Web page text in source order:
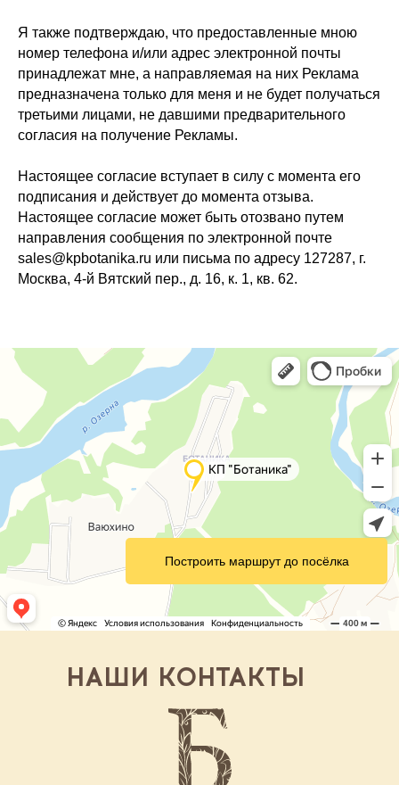
Я также подтверждаю, что предоставленные мною
номер телефона и/или адрес электронной почты
принадлежат мне, а направляемая на них Реклама
предназначена только для меня и не будет получаться
третьими лицами, не давшими предварительного
согласия на получение Рекламы.
Настоящее согласие вступает в силу с момента его
подписания и действует до момента отзыва.
Настоящее согласие может быть отозвано путем
направления сообщения по электронной почте
sales@kpbotanika.ru или письма по адресу 127287, г.
Москва, 4-й Вятский пер., д. 16, к. 1, кв. 62.
НАШИ КОНТАКТЫ
Построить маршрут до посёлка